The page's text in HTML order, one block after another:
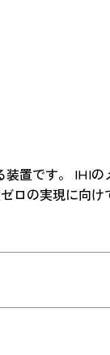
置です。 IHI
ロの実現に向